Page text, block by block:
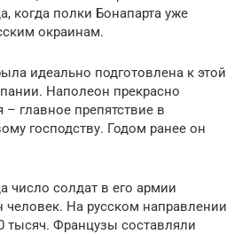
когда полки Бонапарта уже
окраинам.
идеально подготовлена к этой
Наполеон прекрасно
главное препятствие в
господству. Годом ранее он
число солдат в его армии
На русском направлении
тысяч. Французы составляли